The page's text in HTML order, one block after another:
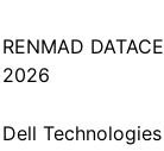
RENMAD
2026
Dell